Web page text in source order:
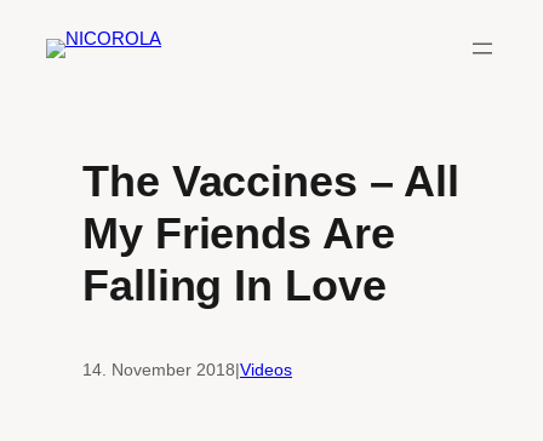
Inhalt
The Vaccines – All
My Friends Are
Falling In Love
14. November 2018|Videos